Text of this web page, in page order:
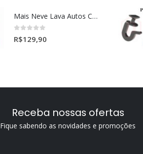
Mais Neve Lava Autos Concentrado 1:400 X-SHINE 5Litros
0out of 5
R$129,90
Receba nossas ofertas
Fique sabendo as novidades e promoções